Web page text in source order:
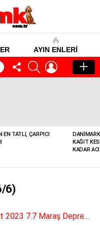
AYIN ENLERI
GECE
MODU
TAKIP
ET
SEARCHGIRIŞ
EN TATLI, ÇARPICI
KAĞIT
KADAR
6)
Maraş Depremi – Milletimizin Başı Sağolsun"